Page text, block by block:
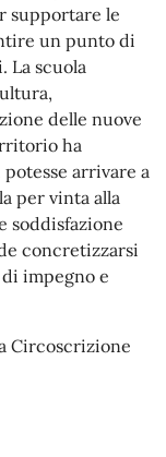
supportare le
un punto di
La scuola
delle nuove
ha
arrivare a
per vinta alla
soddisfazione
concretizzarsi
impegno e
Circoscrizione